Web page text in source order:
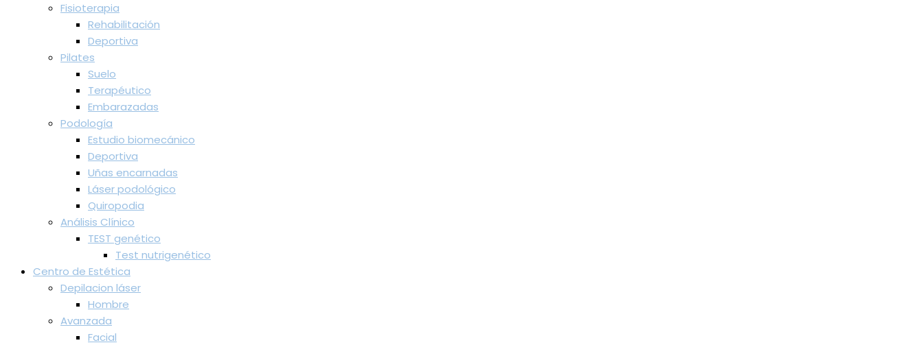
Fisioterapia
Rehabilitación
Deportiva
Pilates
Suelo
Terapéutico
Embarazadas
Podología
Estudio biomecánico
Deportiva
Uñas encarnadas
Láser podológico
Quiropodia
Análisis Clínico
TEST genético
Test nutrigenético
Centro de Estética
Depilacion láser
Hombre
Avanzada
Facial